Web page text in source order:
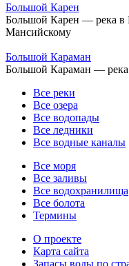
Большой Карен
Большой Карен — река в
Мансийскому
Большой Караман
Большой Караман — река
Все реки
Все озера
Все водопады
Все ледники
Все водные каналы
Все моря
Все заливы
Все водохранилища
Все болота
Термины
О проекте
Карта сайта
Запасы воды по